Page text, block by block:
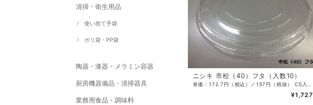
清掃・衛生用品
使い捨て手袋
ポリ袋・PP袋
陶器・漆器・メラミン容器
厨房機器備品・清掃器具
業務用食品・調味料
ニシキ 市松（40）フタ（入数10）
単価：172.7円（税込）／157円（税抜） CS入数：50 袋入数：10 サイズ：φ400×15 カラー：透明 ・刺身・寿司桶用浅フタ
¥1,727